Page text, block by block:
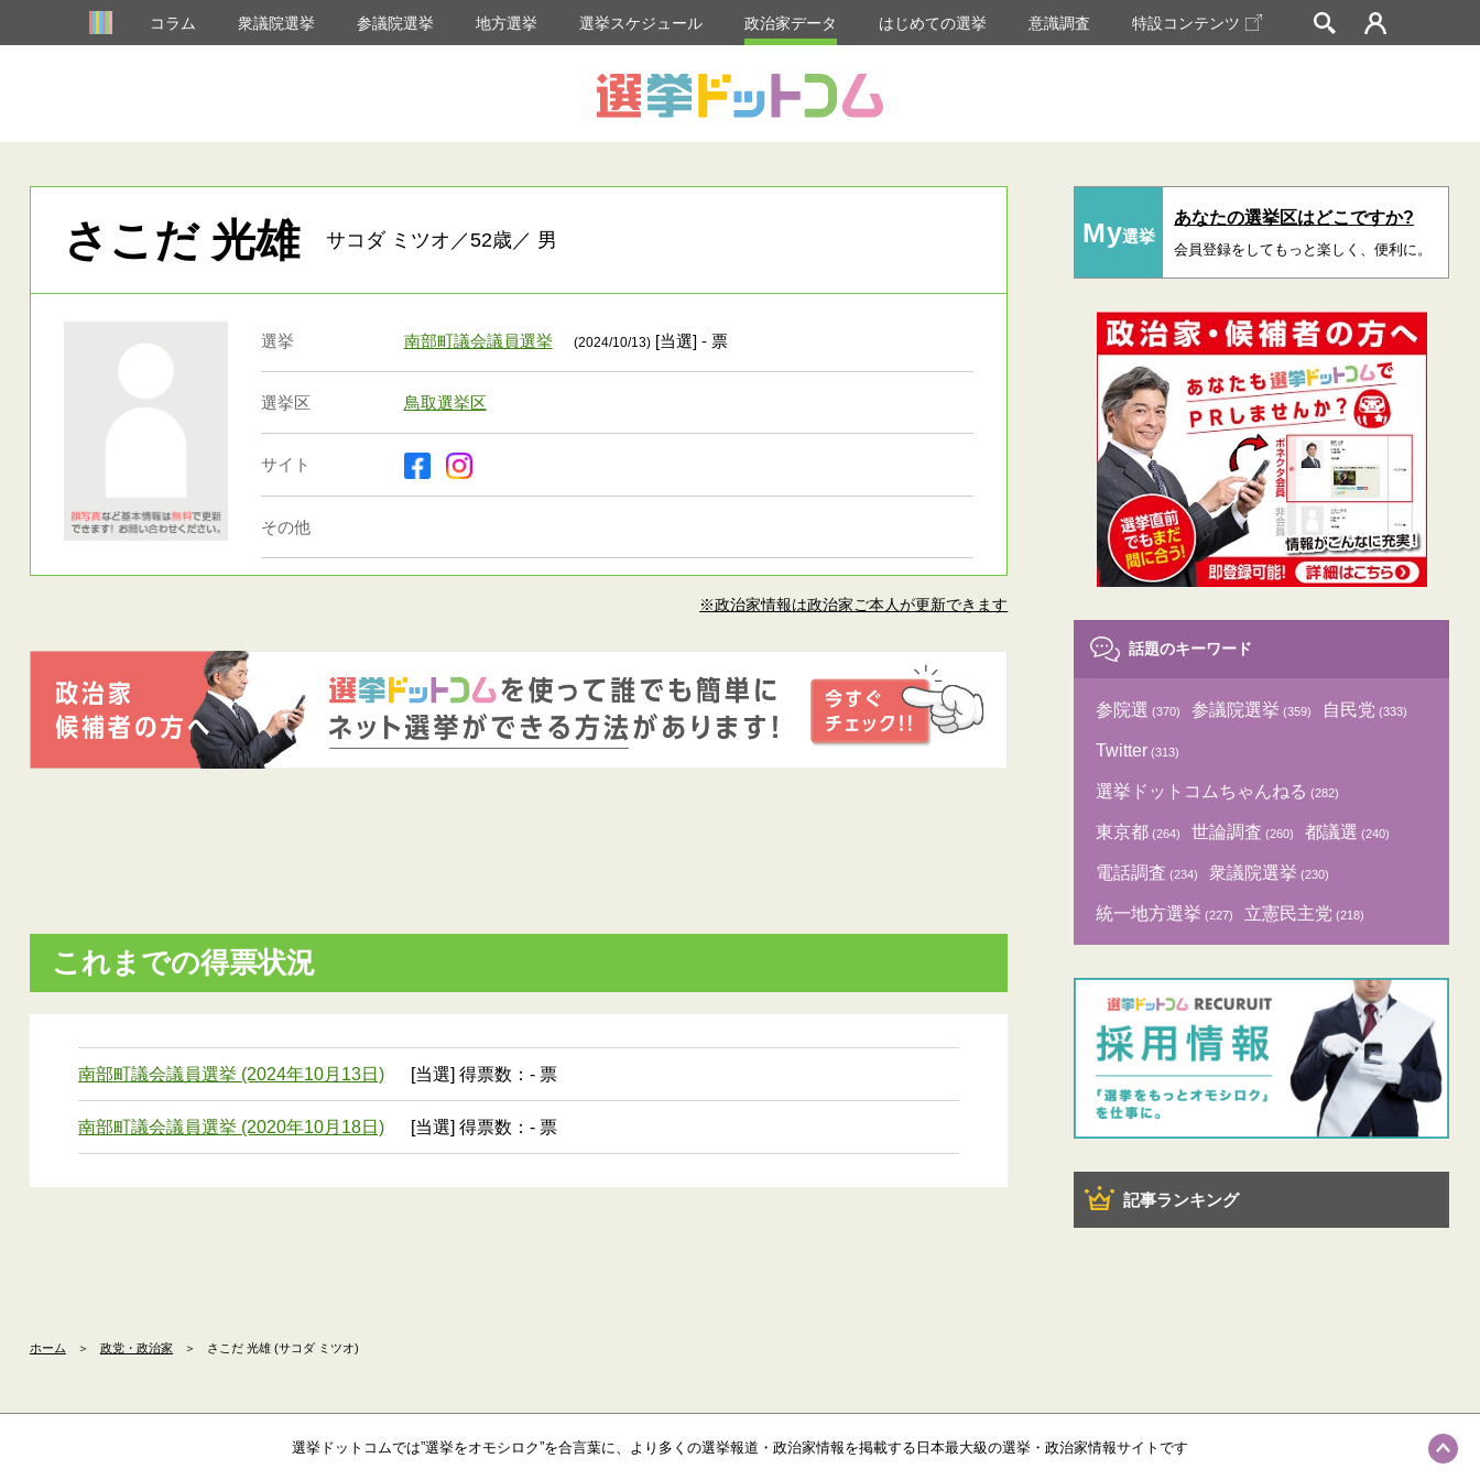
コラム 衆議院選挙 参議院選挙 地方選挙 選挙スケジュール 政治家データ はじめての選挙 意識調査 特設コンテンツ
さこだ 光雄 サコダ ミツオ／52歳／ 男
選挙 南部町議会議員選挙 (2024/10/13)[当選] - 票
選挙区 鳥取選挙区
サイト
その他
※政治家情報は政治家ご本人が更新できます
これまでの得票状況
南部町議会議員選挙 (2024年10月13日) [当選] 得票数：- 票
南部町議会議員選挙 (2020年10月18日) [当選] 得票数：- 票
My選挙
あなたの選挙区はどこですか?
会員登録をしてもっと楽しく、便利に。
話題のキーワード
参院選 (370) 参議院選挙 (359) 自民党 (333)
Twitter (313)
選挙ドットコムちゃんねる (282)
東京都 (264) 世論調査 (260) 都議選 (240)
電話調査 (234) 衆議院選挙 (230)
統一地方選挙 (227) 立憲民主党 (218)
記事ランキング
ホーム ＞ 政党・政治家 ＞ さこだ 光雄 (サコダ ミツオ)
選挙ドットコムでは”選挙をオモシロク”を合言葉に、より多くの選挙報道・政治家情報を掲載する日本最大級の選挙・政治家情報サイトです